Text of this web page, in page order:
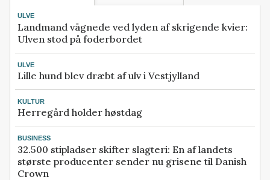
ULVE
Landmand vågnede ved lyden af skrigende kvier:
Ulven stod på foderbordet
ULVE
Lille hund blev dræbt af ulv i Vestjylland
KULTUR
Herregård holder høstdag
BUSINESS
32.500 stipladser skifter slagteri: En af landets
største producenter sender nu grisene til Danish
Crown